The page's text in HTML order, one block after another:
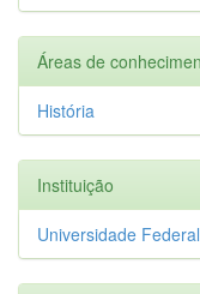
Áreas de
História
Instituição
Universidade